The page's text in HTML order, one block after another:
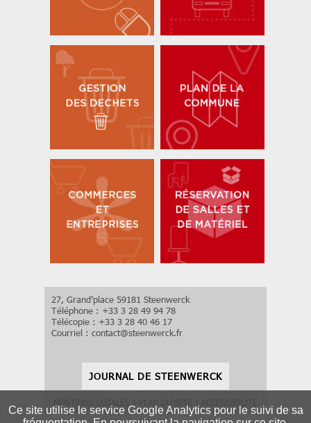
Ce site utilise le service Google Analytics pour le suivi de sa
27, Grand’place 59181 Steenwerck
Téléphone : +33 3 28 49 94 78
Télécopie : +33 3 28 40 46 17
Courriel : contact@steenwerck.fr
JOURNAL DE STEENWERCK